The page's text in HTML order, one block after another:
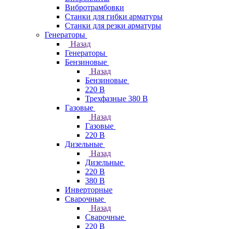
Вибротрамбовки
Станки для гибки арматуры
Станки для резки арматуры
Генераторы
Назад
Генераторы
Бензиновые
Назад
Бензиновые
220 В
Трехфазные 380 В
Газовые
Назад
Газовые
220 В
Дизельные
Назад
Дизельные
220 В
380 В
Инверторные
Сварочные
Назад
Сварочные
220 В